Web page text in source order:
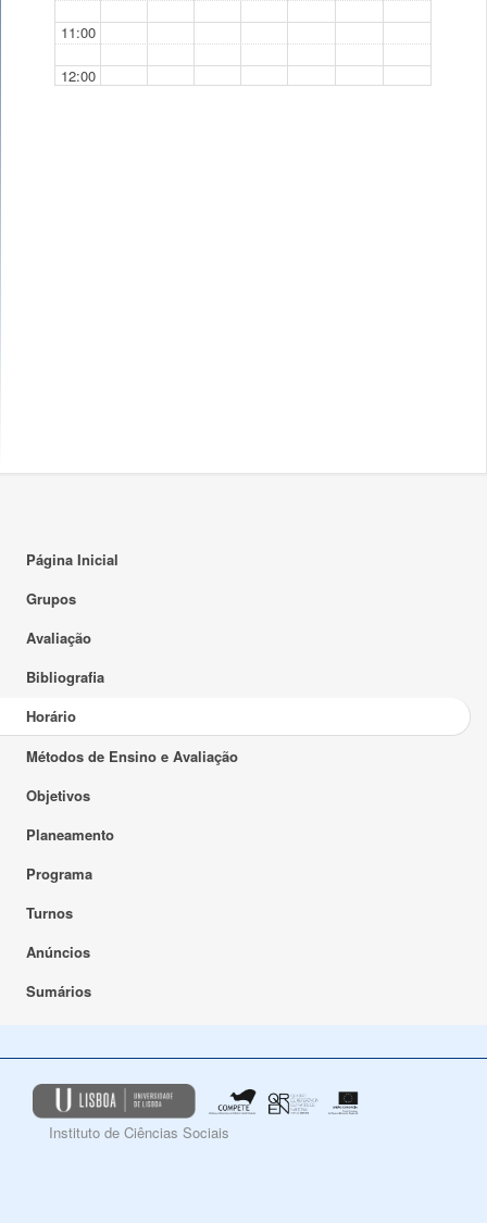
11:00
12:00
23:00
Página Inicial
Grupos
Avaliação
Bibliografia
Horário
Métodos de Ensino e Avaliação
Objetivos
Planeamento
Programa
Turnos
Anúncios
Sumários
Instituto de Ciências Sociais